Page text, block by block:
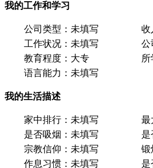
我的工作和学习
公司类型： 未填写 收
工作状况： 未填写 公
教育程度： 大专 所
语言能力： 未填写
我的生活描述
家中排行： 未填写 最
是否吸烟： 未填写 是
宗教信仰： 未填写 锻
作息习惯： 未填写 是